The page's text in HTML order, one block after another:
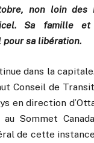
non loin des
Sa famille
pour sa libération.
dans la
Conseil de
en direction
Sommet
de cette